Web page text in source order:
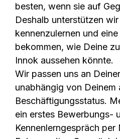
besten, wenn sie auf
Deshalb unterstützen
kennenzulernen und
bekommen, wie Deine
Innok aussehen könnte.
Wir passen uns an
unabhängig von Deinem
Beschäftigungsstatus.
ein erstes Bewerbungs-
Kennenlerngespräch